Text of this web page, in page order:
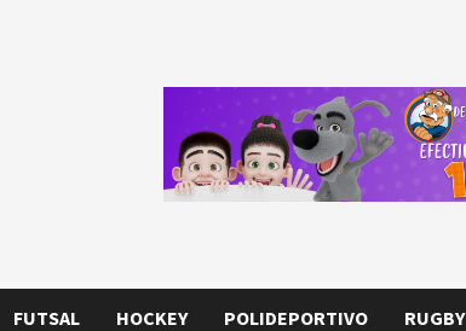
FUTSAL HOCKEY POLIDEPORTIVO RUGBY